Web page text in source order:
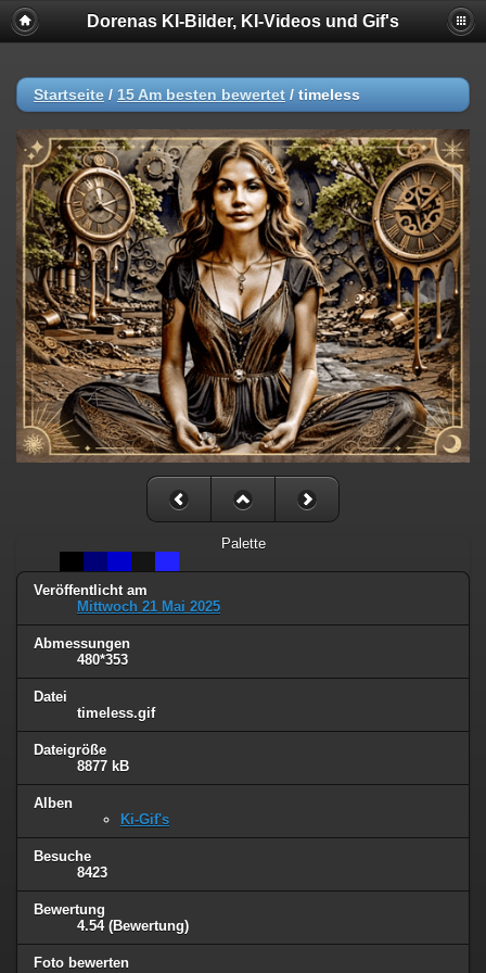
Dorenas KI-Bilder, KI-Videos und Gif's
Startseite / 15 Am besten bewertet / timeless
Palette
Veröffentlicht am
Mittwoch 21 Mai 2025
Abmessungen
480*353
Datei
timeless.gif
Dateigröße
8877 kB
Alben
Ki-Gif's
Besuche
8423
Bewertung
4.54 (Bewertung)
Foto bewerten